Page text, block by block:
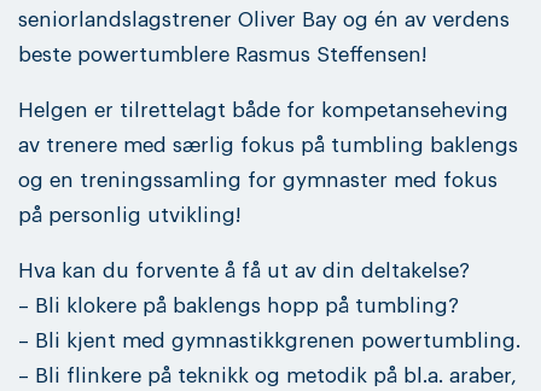
seniorlandslagstrener Oliver Bay og én av verdens
beste powertumblere Rasmus Steffensen!
Helgen er tilrettelagt både for kompetanseheving
av trenere med særlig fokus på tumbling baklengs
og en treningssamling for gymnaster med fokus
på personlig utvikling!
Hva kan du forvente å få ut av din deltakelse?
– Bli klokere på baklengs hopp på tumbling?
– Bli kjent med gymnastikkgrenen powertumbling.
– Bli flinkere på teknikk og metodik på bl.a. araber,